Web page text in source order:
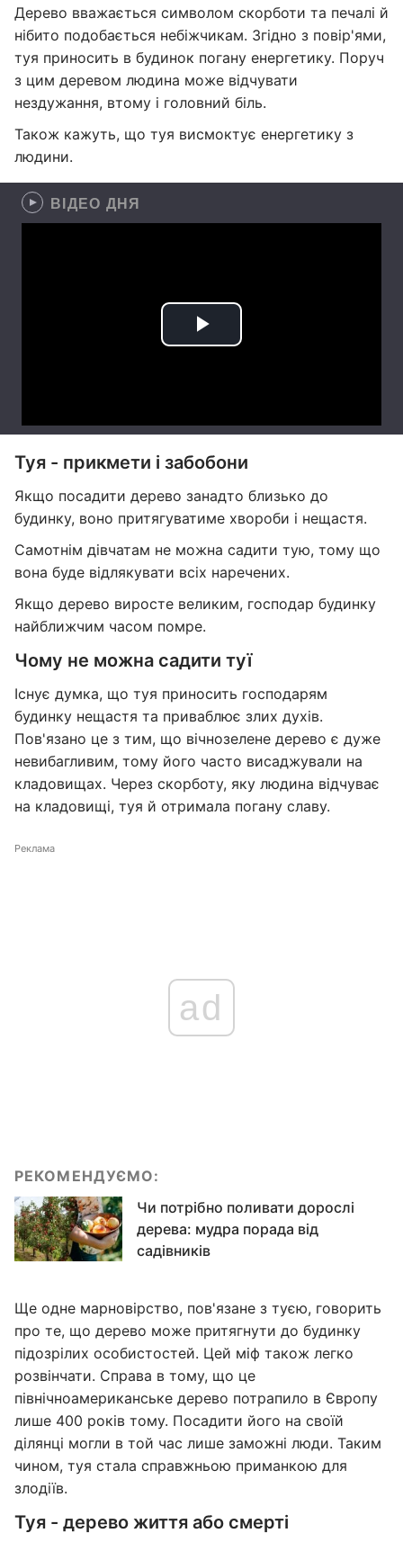
Дерево вважається символом скорботи та печалі й
нібито подобається небіжчикам. Згідно з повір'ями,
туя приносить в будинок погану енергетику. Поруч
з цим деревом людина може відчувати
нездужання, втому і головний біль.
Також кажуть, що туя висмоктує енергетику з
людини.
ВІДЕО ДНЯ
Туя - прикмети і забобони
Якщо посадити дерево занадто близько до
будинку, воно притягуватиме хвороби і нещастя.
Самотнім дівчатам не можна садити тую, тому що
вона буде відлякувати всіх наречених.
Якщо дерево виросте великим, господар будинку
найближчим часом помре.
Чому не можна садити туї
Існує думка, що туя приносить господарям
будинку нещастя та приваблює злих духів.
Пов'язано це з тим, що вічнозелене дерево є дуже
невибагливим, тому його часто висаджували на
кладовищах. Через скорботу, яку людина відчуває
на кладовищі, туя й отримала погану славу.
Реклама
ad
РЕКОМЕНДУЄМО:
Чи потрібно поливати дорослі
дерева: мудра порада від
садівників
Ще одне марновірство, пов'язане з туєю, говорить
про те, що дерево може притягнути до будинку
підозрілих особистостей. Цей міф також легко
розвінчати. Справа в тому, що це
північноамериканське дерево потрапило в Європу
лише 400 років тому. Посадити його на своїй
ділянці могли в той час лише заможні люди. Таким
чином, туя стала справжньою приманкою для
злодіїв.
Туя - дерево життя або смерті